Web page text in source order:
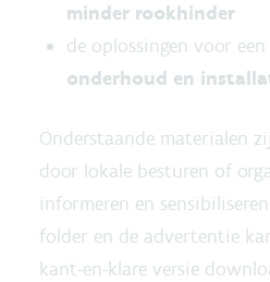
minder rookhinder
de oplossingen voor
onderhoud en
Onderstaande materialen
door lokale besturen of
informeren en
folder en de advertentie
kant-en-klare versie